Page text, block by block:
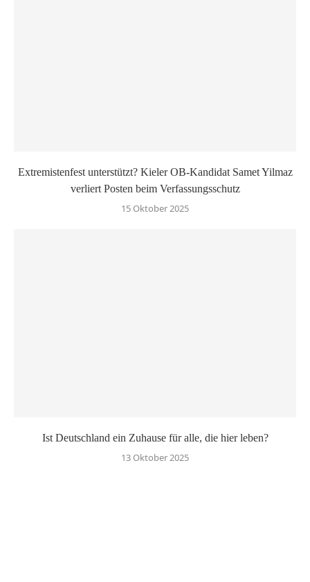
Extremistenfest unterstützt? Kieler OB-Kandidat Samet Yilmaz
verliert Posten beim Verfassungsschutz
15 Oktober 2025
Ist Deutschland ein Zuhause für alle, die hier leben?
13 Oktober 2025